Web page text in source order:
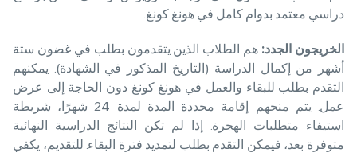
دراسي معتمد بدوام كامل في هونغ كونغ.
الخريجون الجدد:هم الطلاب الذين يتقدمون بطلب في غضون ستة
أشهر من إكمال الدراسة (التاريخ المذكور في الشهادة). يمكنهم
التقدم بطلب للبقاء والعمل في هونغ كونغ دون الحاجة إلى عرض
عمل. يتم منحهم إقامة محددة المدة لمدة 24 شهرًا، شريطة
استيفاء متطلبات الهجرة. إذا لم تكن النتائج الدراسية النهائية
متوفرة بعد، فيمكن التقدم بطلب لتمديد فترة البقاء. للتقديم، يكفي